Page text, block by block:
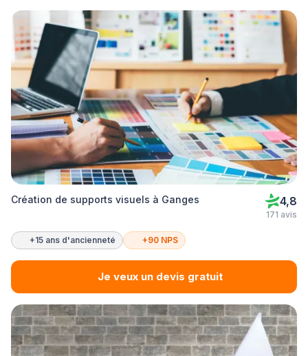
Création de supports visuels à Ganges 4,8
171 avis
+15 ans d'ancienneté +90 NPS
Je veux un devis gratuit